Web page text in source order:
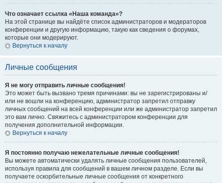
Что означает ссылка «Наша команда»?
На этой странице вы найдёте список администраторов и модераторов
конференции и другую информацию, такую как сведения о форумах,
которые они модерируют.
Вернуться к началу
Личные сообщения
Я не могу отправить личные сообщения!
Это может быть вызвано тремя причинами: вы не зарегистрированы и/
или не вошли на конференцию, администратор запретил отправку
личных сообщений на всей конференции или же администратор запретил
это вам лично. Свяжитесь с администратором конференции для
получения дополнительной информации.
Вернуться к началу
Я постоянно получаю нежелательные личные сообщения!
Вы можете автоматически удалять личные сообщения пользователей,
используя правила для сообщений в вашем личном разделе. Если вы
получаете оскорбительные личные сообщения от конкретного